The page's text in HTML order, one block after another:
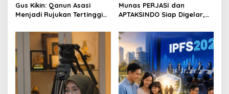
Gus Kikin: Qanun Asasi
Menjadi Rujukan Tertinggi
Munas PERJASI dan
APTAKSINDO Siap Digelar,
Revisi AD/ART